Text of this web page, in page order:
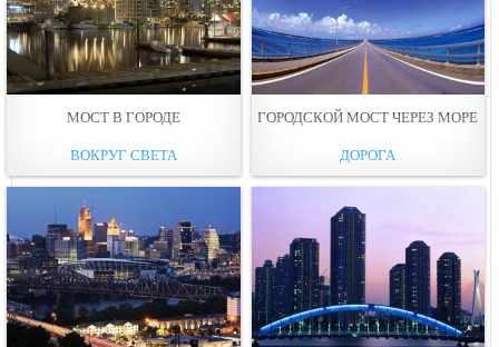
МОСТ В ГОРОДЕ
ВОКРУГ СВЕТА
ГОРОДСКОЙ МОСТ ЧЕРЕЗ МОРЕ
ДОРОГА